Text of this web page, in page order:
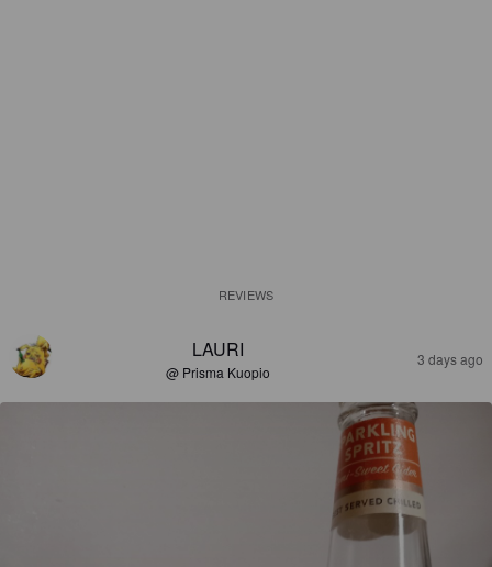
REVIEWS
LAURI
@ Prisma Kuopio
3 days ago